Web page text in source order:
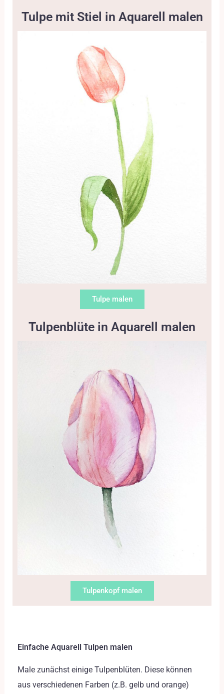
Tulpe mit Stiel in Aquarell malen
Tulpe malen
Tulpenblüte in Aquarell malen
Tulpenkopf malen
Einfache Aquarell Tulpen malen
Male zunächst einige Tulpenblüten. Diese können
aus verschiedenen Farben (z.B. gelb und orange)